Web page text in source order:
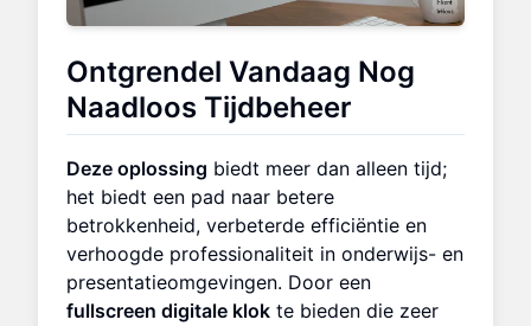
Ontgrendel Vandaag Nog
Naadloos Tijdbeheer
Deze oplossing biedt meer dan alleen tijd;
het biedt een pad naar betere
betrokkenheid, verbeterde efficiëntie en
verhoogde professionaliteit in onderwijs- en
presentatieomgevingen. Door een
fullscreen digitale klok te bieden die zeer